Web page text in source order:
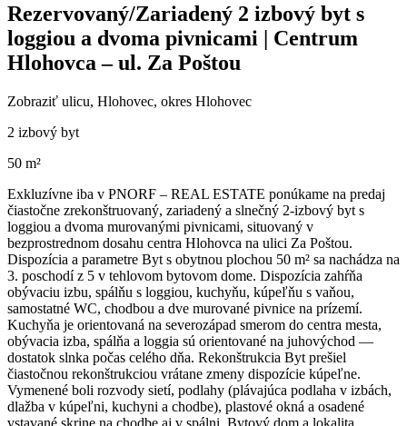
Rezervovaný/Zariadený 2 izbový byt s
loggiou a dvoma pivnicami | Centrum
Hlohovca – ul. Za Poštou
Zobraziť ulicu, Hlohovec, okres Hlohovec
2 izbový byt
50 m²
Exkluzívne iba v PNORF – REAL ESTATE ponúkame na predaj
čiastočne zrekonštruovaný, zariadený a slnečný 2-izbový byt s
loggiou a dvoma murovanými pivnicami, situovaný v
bezprostrednom dosahu centra Hlohovca na ulici Za Poštou.
Dispozícia a parametre Byt s obytnou plochou 50 m² sa nachádza na
3. poschodí z 5 v tehlovom bytovom dome. Dispozícia zahŕňa
obývaciu izbu, spálňu s loggiou, kuchyňu, kúpeľňu s vaňou,
samostatné WC, chodbou a dve murované pivnice na prízemí.
Kuchyňa je orientovaná na severozápad smerom do centra mesta,
obývacia izba, spálňa a loggia sú orientované na juhovýchod —
dostatok slnka počas celého dňa. Rekonštrukcia Byt prešiel
čiastočnou rekonštrukciou vrátane zmeny dispozície kúpeľne.
Vymenené boli rozvody sietí, podlahy (plávajúca podlaha v izbách,
dlažba v kúpeľni, kuchyni a chodbe), plastové okná a osadené
vstavané skrine na chodbe aj v spálni. Bytový dom a lokalita